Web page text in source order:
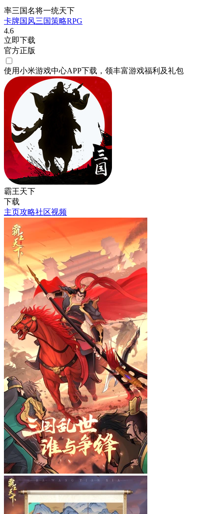
率三国名将一统天下
卡牌国风三国策略RPG
4.6
立即下载
官方正版
使用小米游戏中心APP下载 ，领丰富游戏福利 及礼包
霸王天下
下载
主页攻略社区视频